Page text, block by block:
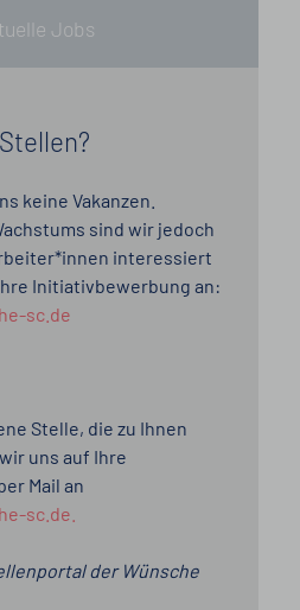
Jobs
keine Vakanzen.
sind wir jedoch
interessiert
Initiativbewerbung an:
sc.de
Stelle, die zu Ihnen
uns auf Ihre
Mail an
sc.de.
der Wünsche